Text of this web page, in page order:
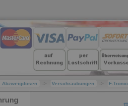
Abzweigdosen -> Verschraubungen -> F-Tronic